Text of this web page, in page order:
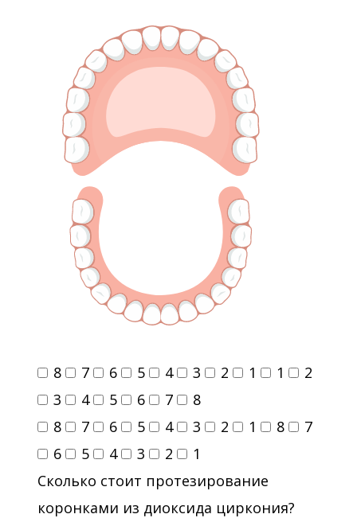
8 7 6 5 4 3 2 1 1
2
3
4 5 6 7
8
8
7 6 5 4 3 2 1 8
7
6
5 4 3 2
1
Сколько стоит протезирование
коронками из диоксида циркония?